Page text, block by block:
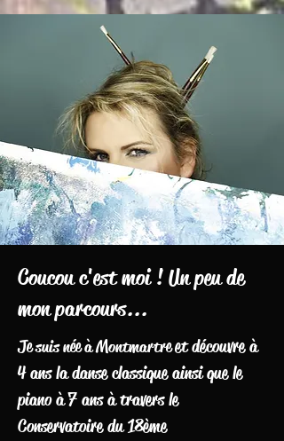
Coucou c'est moi ! Un peu de
mon parcours...
Jesuis née à Montmartreet découvre à
4 ans la danse classique ainsi que le
piano à 7 ans à travers le
Conservatoire du 18ème